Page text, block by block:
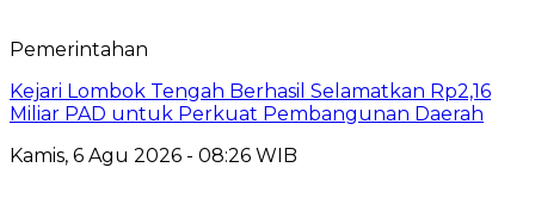
Pemerintahan
Kejari Lombok Tengah Berhasil Selamatkan Rp2,16
Miliar PAD untuk Perkuat Pembangunan Daerah
Kamis, 6 Agu 2026 - 08:26 WIB